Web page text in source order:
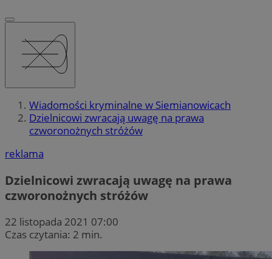
Wiadomości kryminalne w Siemianowicach
Dzielnicowi zwracają uwagę na prawa
czworonożnych stróżów
reklama
Dzielnicowi zwracają uwagę na prawa
czworonożnych stróżów
22 listopada 2021 07:00
Czas czytania: 2 min.